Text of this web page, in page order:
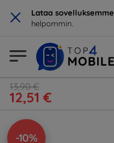
× Lataa sovelluksemme
helpommin.
13,90 €
12,51 €
-10%